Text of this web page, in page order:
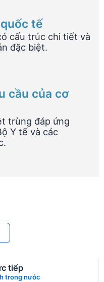
tế​
cấu trúc chi tiết và
đặc biệt.
cầu của cơ
trùng đáp ứng
Y tế và các
tiếp
trong nước